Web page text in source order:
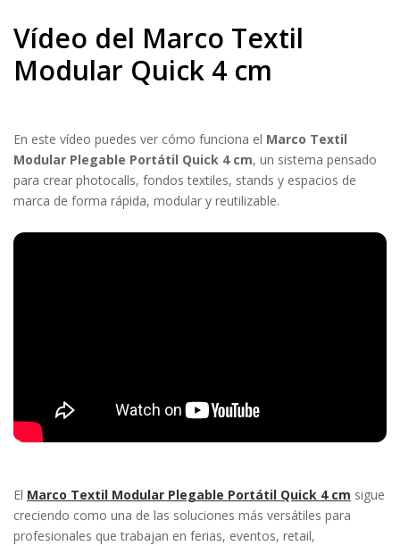
¿Olvidó su contraseña?
Entrar
Vídeo del Marco Textil
Modular Quick 4 cm
En este vídeo puedes ver cómo funciona el Marco Textil
Modular Plegable Portátil Quick 4 cm, un sistema pensado
para crear photocalls, fondos textiles, stands y espacios de
marca de forma rápida, modular y reutilizable.
El Marco Textil Modular Plegable Portátil Quick 4 cm sigue
creciendo como una de las soluciones más versátiles para
profesionales que trabajan en ferias, eventos, retail,